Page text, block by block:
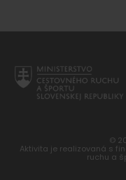
©
Aktivita je realizovaná s
ruchu a